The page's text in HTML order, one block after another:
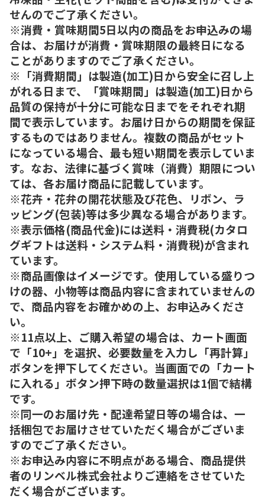
せんのでご了承ください。
※消費・賞味期間5日以内の商品をお申込みの場
合は、お届けが消費・賞味期限の最終日になる
ことがありますのでご了承ください。
※「消費期間」は製造(加工)日から安全に召し上
がれる日まで、「賞味期間」は製造(加工)日から
品質の保持が十分に可能な日までをそれぞれ期
間で表示しています。お届け日からの期間を保証
するものではありません。複数の商品がセット
になっている場合、最も短い期間を表示していま
す。なお、法律に基づく賞味（消費）期限につい
ては、各お届け商品に記載しています。
※花卉・花弁の開花状態及び花色、リボン、ラ
ッピング(包装)等は多少異なる場合があります。
※表示価格(商品代金)には送料・消費税(カタロ
グギフトは送料・システム料・消費税)が含まれ
ています。
※商品画像はイメージです。使用している盛りつ
けの器、小物等は商品内容に含まれていませんの
で、商品内容をお確かめの上、お申込みくださ
い。
※11点以上、ご購入希望の場合は、カート画面
で「10+」を選択、必要数量を入力し「再計算」
ボタンを押下してください。当画面での「カート
に入れる」ボタン押下時の数量選択は1個で結構
です。
※同一のお届け先・配達希望日等の場合は、一
括梱包でお届けさせていただく場合がございま
すのでご了承ください。
※お申込み内容に不明点がある場合、商品提供
者のリンベル株式会社よりご連絡をさせていた
だく場合がございます。